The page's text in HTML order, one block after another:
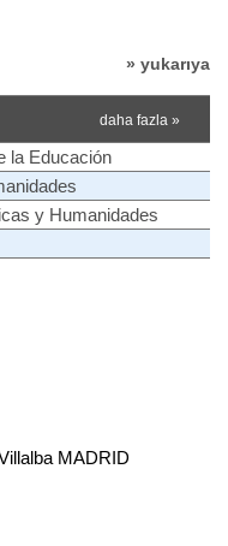
» yukarıya
daha fazla »
la Educación
y Humanidades
MADRID